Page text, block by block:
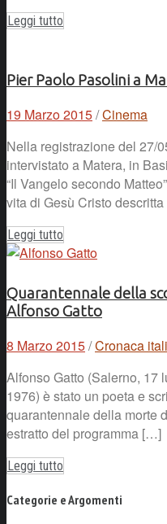
Leggi tutto
Pier Paolo Pasolini a
19 Marzo 2015/Cinema
Nella registrazione del 27/
intervistato a Matera, in
“Il Vangelo secondo
vita di Gesù Cristo
Leggi tutto
Quarantennale della
Alfonso Gatto
8 Marzo 2015/Cronaca
Alfonso Gatto (Salerno, 17
1976) è stato un poeta e
quarantennale della morte
estratto del programma […]
Leggi tutto
Categorie e Argomenti